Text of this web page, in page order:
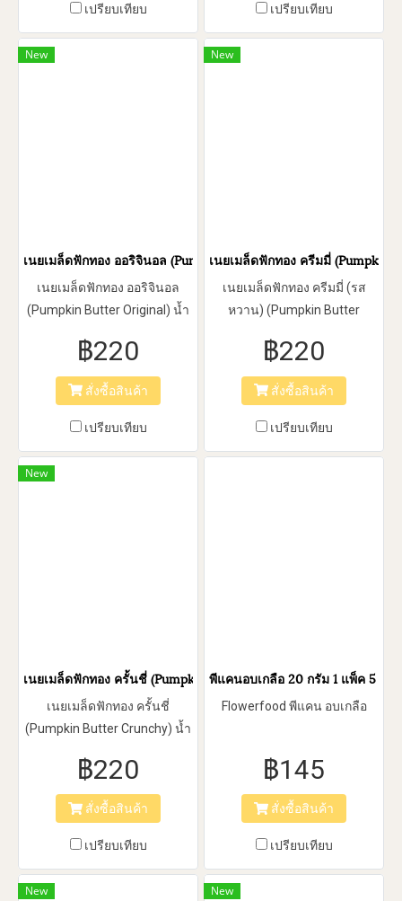
เปรียบเทียบ เปรียบเทียบ
New
เนยเมล็ดฟักทอง ออริจินอล (Pumpkin Butter Original)
เนยเมล็ดฟักทอง ออริจินอล
(Pumpkin Butter Original) น้ำ
฿220
สั่งซื้อสินค้า
เปรียบเทียบ
New
เนยเมล็ดฟักทอง ครีมมี่ (Pumpkin
เนยเมล็ดฟักทอง ครีมมี่ (รส
หวาน) (Pumpkin Butter
฿220
สั่งซื้อสินค้า
เปรียบเทียบ
New
เนยเมล็ดฟักทอง ครั้นชี่ (Pumpkin Butter Crunchy)
เนยเมล็ดฟักทอง ครั้นชี่
(Pumpkin Butter Crunchy) น้ำ
฿220
สั่งซื้อสินค้า
เปรียบเทียบ
พีแคนอบเกลือ 20 กรัม 1 แพ็ค 5 ซอง
Flowerfood พีแคน อบเกลือ
฿145
สั่งซื้อสินค้า
เปรียบเทียบ
New New